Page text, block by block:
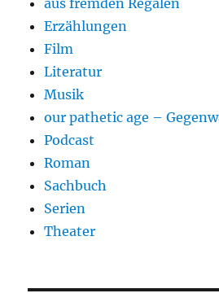
aus fremden Regalen
Erzählungen
Film
Literatur
Musik
our pathetic age –
Podcast
Roman
Sachbuch
Serien
Theater